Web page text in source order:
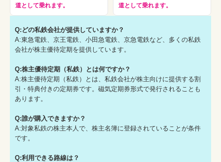
道として乗れます。
道として乗れます。
Q:どの私鉄会社が提供していますか？
A:東急電鉄、京王電鉄、小田急電鉄、京急電鉄など、多くの私鉄
会社が株主優待定期を提供しています。
Q:株主優待定期（私鉄）とは何ですか？
A:株主優待定期（私鉄）とは、私鉄会社が株主向けに提供する割
引・特典付きの定期券です。磁気定期券形式で発行されることも
あります。
Q:誰が購入できますか？
A:対象私鉄の株主本人で、株主名簿に登録されていることが条件
です。
Q:利用できる路線は？